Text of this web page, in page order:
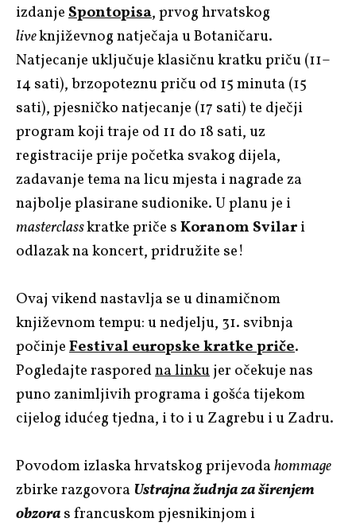
izdanjeSpontopisa, prvog hrvatskog
liveknjiževnog natječaja u Botaničaru.
Natjecanje uključuje klasičnu kratku priču (11–
14 sati), brzopoteznu priču od 15 minuta (15
sati), pjesničko natjecanje (17 sati) te dječji
program koji traje od 11 do 18 sati, uz
registracije prije početka svakog dijela,
zadavanje tema na licu mjesta i nagrade za
najbolje plasirane sudionike. U planu je i
masterclasskratke priče sKoranom Svilari
odlazak na koncert, pridružite se!
Ovaj vikend nastavlja se u dinamičnom
književnom tempu: u nedjelju, 31. svibnja
počinjeFestival europske kratke priče.
Pogledajte rasporedna linkujer očekuje nas
puno zanimljivih programa i gošća tijekom
cijelog idućeg tjedna, i to i u Zagrebu i u Zadru.
Povodom izlaska hrvatskog prijevodahommage
zbirke razgovora Ustrajna žudnja za širenjem
obzoras francuskom pjesnikinjom i